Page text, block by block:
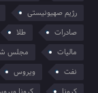
رژیم صهیونیستی
صادرات
طلا
مالیات
مجلس
نفت
ویروس